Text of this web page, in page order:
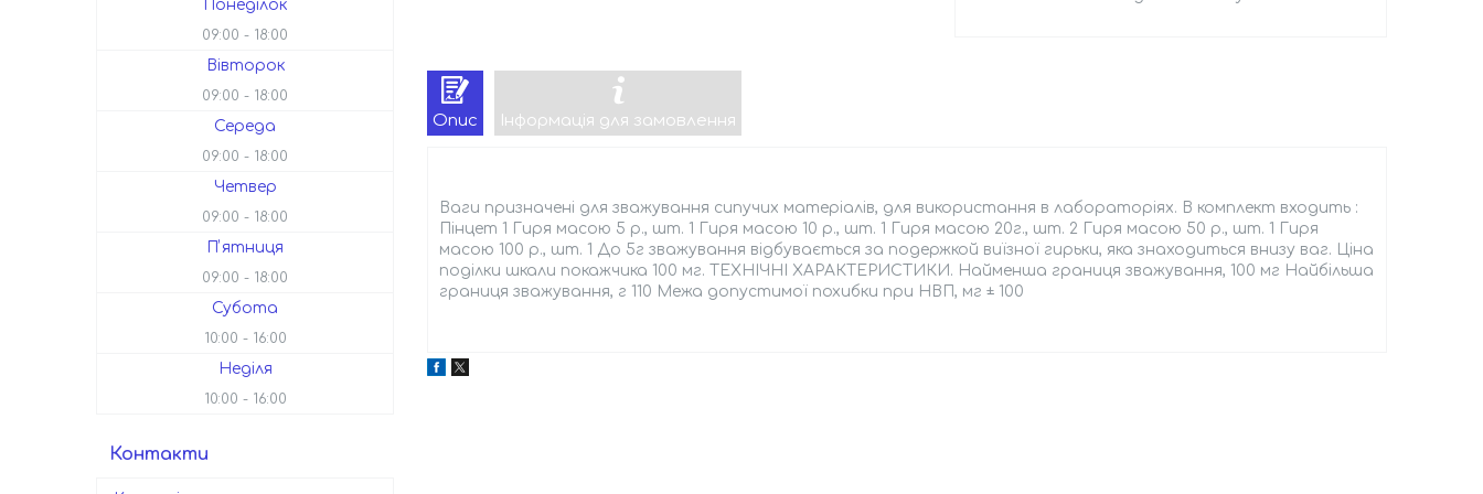
Опис Інформація для замовлення
Ваги призначені для зважування сипучих матеріалів, для використання в лабораторіях. В комплект входить :
Пінцет 1 Гиря масою 5 р., шт. 1 Гиря масою 10 р., шт. 1 Гиря масою 20г., шт. 2 Гиря масою 50 р., шт. 1 Гиря
масою 100 р., шт. 1 До 5г зважування відбувається за подержкой виїзної гирьки, яка знаходиться внизу ваг. Ціна
поділки шкали покажчика 100 мг. ТЕХНІЧНІ ХАРАКТЕРИСТИКИ. Найменша границя зважування, 100 мг Найбільша
границя зважування, г 110 Межа допустимої похибки при НВП, мг ± 100
Понеділок
09:00 18:00
Вівторок
09:00 18:00
Середа
09:00 18:00
Четвер
09:00 18:00
Пʼятниця
09:00 18:00
Субота
10:00 16:00
Неділя
10:00 16:00
Контакти